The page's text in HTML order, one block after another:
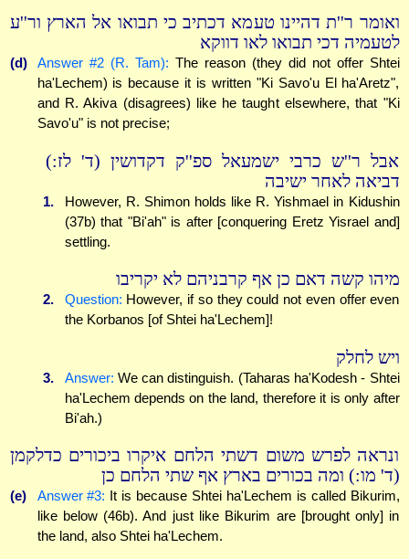
ואומר ר''ת דהיינו טעמא דכתיב כי תבואו אל הארץ ור''ע
לטעמיה דכי תבואו לאו דווקא
(d) Answer #2 (R. Tam): The reason (they did not offer Shtei
ha'Lechem) is because it is written "Ki Savo'u El ha'Aretz",
and R. Akiva (disagrees) like he taught elsewhere, that "Ki
Savo'u" is not precise;
אבל ר''ש כרבי ישמעאל ספ''ק דקדושין (ד' לז:)
דביאה לאחר ישיבה
1.
However, R. Shimon holds like R. Yishmael in Kidushin
(37b) that "Bi'ah" is after [conquering Eretz Yisrael and]
settling.
מיהו קשה דאם כן אף קרבניהם לא יקריבו
2. Question: However, if so they could not even offer even
the Korbanos [of Shtei ha'Lechem]!
ויש לחלק
3. Answer: We can distinguish. (Taharas ha'Kodesh - Shtei
ha'Lechem depends on the land, therefore it is only after
Bi'ah.)
ונראה לפרש משום דשתי הלחם איקרו ביכורים כדלקמן
(ד' מו:) ומה בכורים בארץ אף שתי הלחם כן
(e) Answer #3: It is because Shtei ha'Lechem is called Bikurim,
like below (46b). And just like Bikurim are [brought only] in
the land, also Shtei ha'Lechem.